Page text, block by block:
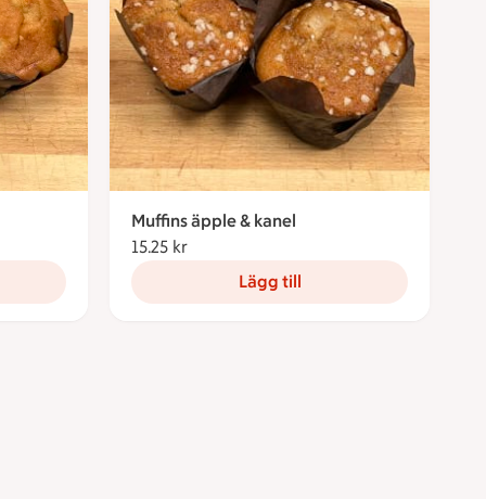
Muffins äpple & kanel
15.25 kr
Lägg till